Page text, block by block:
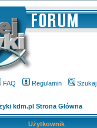
FAQ Regulamin Szukaj
kdm.pl Strona Główna
Użytkownik